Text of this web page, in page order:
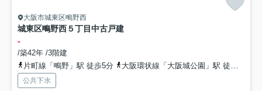
大阪市城東区鴫野西
城東区鴫野西５丁目中古戸建
-
/築42年 /3階建
片町線「鴫野」駅 徒歩5分
大阪環状線「大阪城公園」駅 徒歩17分
公共下水